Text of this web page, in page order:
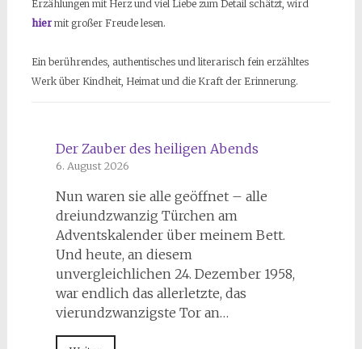
Erzählungen mit Herz und viel Liebe zum Detail schätzt, wird
hiermit großer Freude lesen.
Ein berührendes, authentisches und literarisch fein erzähltes
Werk über Kindheit, Heimat und die Kraft der Erinnerung.
Der Zauber des heiligen Abends
6. August 2026
Nun waren sie alle geöffnet – alle
dreiundzwanzig Türchen am
Adventskalender über meinem Bett.
Und heute, an diesem
unvergleichlichen 24. Dezember 1958,
war endlich das allerletzte, das
vierundzwanzigste Tor an…